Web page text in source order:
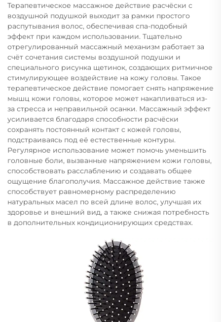
Терапевтическое массажное действие расчёски с
воздушной подушкой выходит за рамки простого
распутывания волос, обеспечивая спа-подобный
эффект при каждом использовании. Тщательно
отрегулированный массажный механизм работает за
счёт сочетания системы воздушной подушки и
специального рисунка щетинок, создающих ритмичное
стимулирующее воздействие на кожу головы. Такое
терапевтическое действие помогает снять напряжение
мышц кожи головы, которое может накапливаться из-
за стресса и неправильной осанки. Массажный эффект
усиливается благодаря способности расчёски
сохранять постоянный контакт с кожей головы,
подстраиваясь под её естественные контуры.
Регулярное использование может помочь уменьшить
головные боли, вызванные напряжением кожи головы,
способствовать расслаблению и создавать общее
ощущение благополучия. Массажное действие также
способствует равномерному распределению
натуральных масел по всей длине волос, улучшая их
здоровье и внешний вид, а также снижая потребность
в дополнительных кондиционирующих средствах.